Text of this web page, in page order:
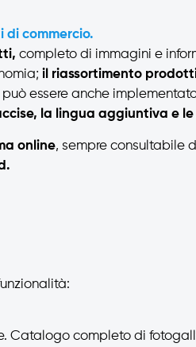
di commercio.
completo di immagini e
il riassortimento
può essere anche
la lingua aggiuntiva e le
online, sempre consultabile
completo di